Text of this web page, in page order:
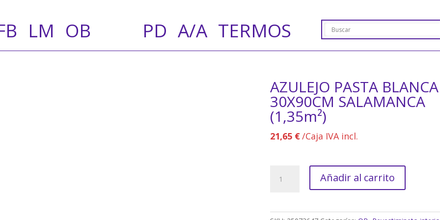
LM OB PD A/A TERMOS
AZULEJO PASTA BLANCA
30X90CM SALAMANCA
(1,35m²)
21,65 €/Caja IVA incl.
PASTA
Añadir al carrito